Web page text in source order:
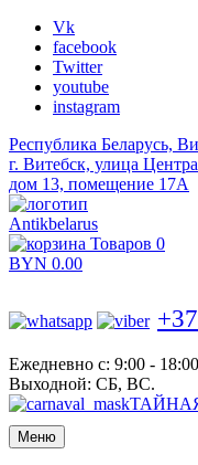
Vk
facebook
Twitter
youtube
instagram
Республика Беларусь,
г. Витебск, улица
дом 13, помещение 17А
Antikbelarus
Товаров 0
BYN 0.00
Ежедневно с: 9:00 -
Выходной: СБ, ВС.
Меню